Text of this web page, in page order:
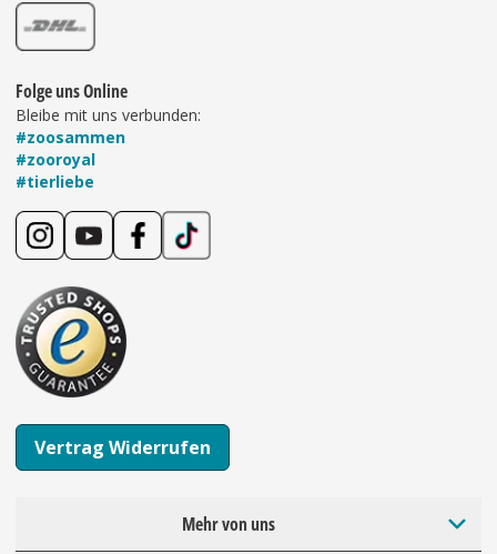
Folge uns Online
Bleibe mit uns verbunden:
#zoosammen
#zooroyal
#tierliebe
Vertrag Widerrufen
Mehr von uns